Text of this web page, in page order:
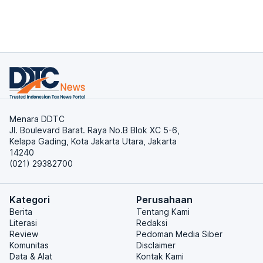
Menara DDTC
Jl. Boulevard Barat. Raya No.B Blok XC 5-6,
Kelapa Gading, Kota Jakarta Utara, Jakarta
14240
(021) 29382700
Kategori
Berita
Literasi
Review
Komunitas
Data & Alat
Perusahaan
Tentang Kami
Redaksi
Pedoman Media Siber
Disclaimer
Kontak Kami